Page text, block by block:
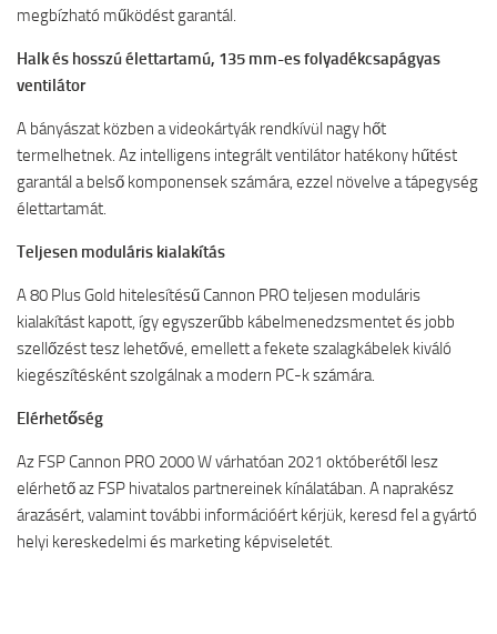
megbízható működést garantál.
Halk és hosszú élettartamú, 135 mm-es folyadékcsapágyas
ventilátor
A bányászat közben a videokártyák rendkívül nagy hőt
termelhetnek. Az intelligens integrált ventilátor hatékony hűtést
garantál a belső komponensek számára, ezzel növelve a tápegység
élettartamát.
Teljesen moduláris kialakítás
A 80 Plus Gold hitelesítésű Cannon PRO teljesen moduláris
kialakítást kapott, így egyszerűbb kábelmenedzsmentet és jobb
szellőzést tesz lehetővé, emellett a fekete szalagkábelek kiváló
kiegészítésként szolgálnak a modern PC-k számára.
Elérhetőség
Az FSP Cannon PRO 2000 W várhatóan 2021 októberétől lesz
elérhető az FSP hivatalos partnereinek kínálatában. A naprakész
árazásért, valamint további információért kérjük, keresd fel a gyártó
helyi kereskedelmi és marketing képviseletét.